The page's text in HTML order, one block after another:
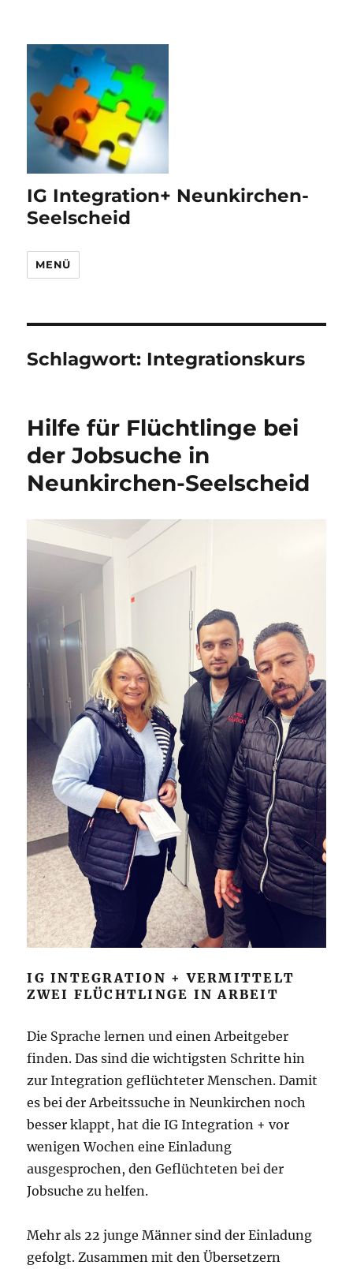
IG Integration+ Neunkirchen-
Seelscheid
MENÜ
Schlagwort: Integrationskurs
Hilfe für Flüchtlinge bei
der Jobsuche in
Neunkirchen-Seelscheid
IG INTEGRATION + VERMITTELT
ZWEI FLÜCHTLINGE IN ARBEIT
Die Sprache lernen und einen Arbeitgeber
finden. Das sind die wichtigsten Schritte hin
zur Integration geflüchteter Menschen. Damit
es bei der Arbeitssuche in Neunkirchen noch
besser klappt, hat die IG Integration + vor
wenigen Wochen eine Einladung
ausgesprochen, den Geflüchteten bei der
Jobsuche zu helfen.
Mehr als 22 junge Männer sind der Einladung
gefolgt. Zusammen mit den Übersetzern